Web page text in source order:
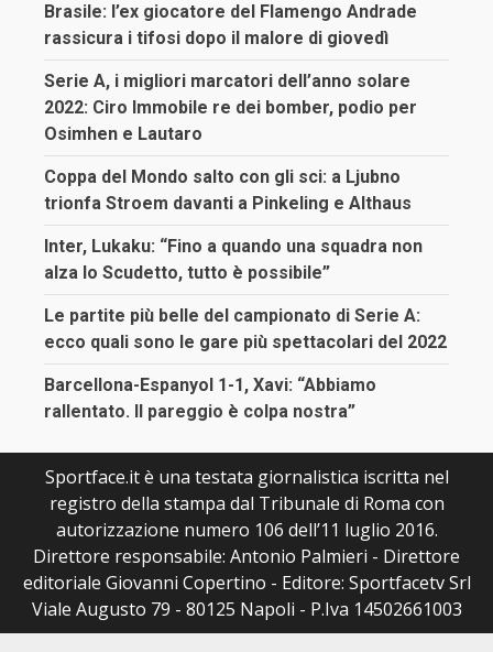
Brasile: l’ex giocatore del Flamengo Andrade
rassicura i tifosi dopo il malore di giovedì
Serie A, i migliori marcatori dell’anno solare
2022: Ciro Immobile re dei bomber, podio per
Osimhen e Lautaro
Coppa del Mondo salto con gli sci: a Ljubno
trionfa Stroem davanti a Pinkeling e Althaus
Inter, Lukaku: “Fino a quando una squadra non
alza lo Scudetto, tutto è possibile”
Le partite più belle del campionato di Serie A:
ecco quali sono le gare più spettacolari del 2022
Barcellona-Espanyol 1-1, Xavi: “Abbiamo
rallentato. Il pareggio è colpa nostra”
Sportface.it è una testata giornalistica iscritta nel
registro della stampa dal Tribunale di Roma con
autorizzazione numero 106 dell’11 luglio 2016.
Direttore responsabile: Antonio Palmieri - Direttore
editoriale Giovanni Copertino - Editore: Sportfacetv Srl
Viale Augusto 79 - 80125 Napoli - P.Iva 14502661003